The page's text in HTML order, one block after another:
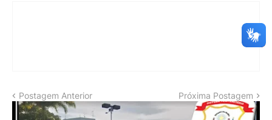
Postagem Anterior Próxima Postagem